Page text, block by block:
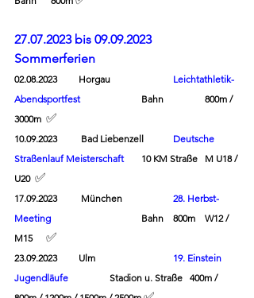
27.07.2023 bis 09.09.2023
Sommerferien
Leichtathletik-
Abendsportfest
3000m
	✅
10.09.2023 Bad Liebenzell
Deutsche
Straßenlauf Meisterschaft
10 KM Straße	M U18 /
U20 ✅
17.09.2023
28. Herbst-
Meeting
Bahn	800m	W12 /
M15
	✅
23.09.2023         Ulm
19. Einstein
Jugendläufe
Stadion u. Straße   400m /